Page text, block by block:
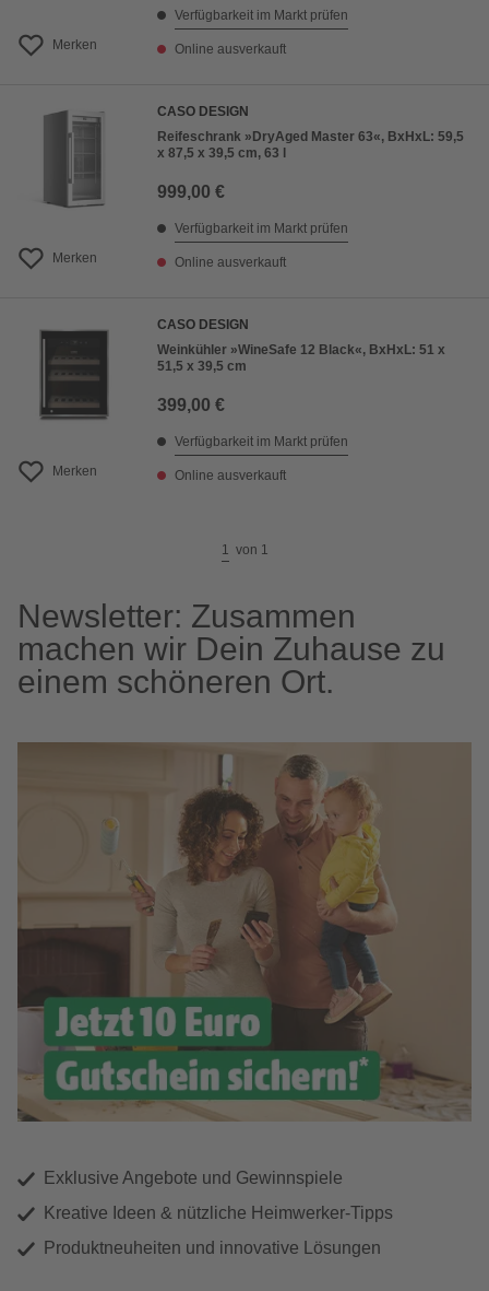
Merken
Verfügbarkeit im Markt prüfen
Online ausverkauft
Merken
CASO DESIGN
Reifeschrank »DryAged Master 63«, BxHxL: 59,5
x 87,5 x 39,5 cm, 63 l
999,00 €
Verfügbarkeit im Markt prüfen
Online ausverkauft
Merken
CASO DESIGN
Weinkühler »WineSafe 12 Black«, BxHxL: 51 x
51,5 x 39,5 cm
399,00 €
Verfügbarkeit im Markt prüfen
Online ausverkauft
1 von 1
Newsletter: Zusammen
machen wir Dein Zuhause zu
einem schöneren Ort.
Exklusive Angebote und Gewinnspiele
Kreative Ideen & nützliche Heimwerker-Tipps
Produktneuheiten und innovative Lösungen